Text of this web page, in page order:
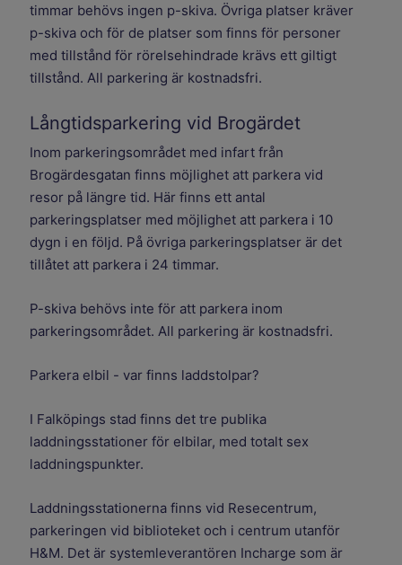
timmar behövs ingen p-skiva. Övriga platser kräver
p-skiva och för de platser som finns för personer
med tillstånd för rörelsehindrade krävs ett giltigt
tillstånd. All parkering är kostnadsfri.
Långtidsparkering vid Brogärdet
Inom parkeringsområdet med infart från
Brogärdesgatan finns möjlighet att parkera vid
resor på längre tid. Här finns ett antal
parkeringsplatser med möjlighet att parkera i 10
dygn i en följd. På övriga parkeringsplatser är det
tillåtet att parkera i 24 timmar.
P-skiva behövs inte för att parkera inom
parkeringsområdet. All parkering är kostnadsfri.
Parkera elbil - var finns laddstolpar?
I Falköpings stad finns det tre publika
laddningsstationer för elbilar, med totalt sex
laddningspunkter.
Laddningsstationerna finns vid Resecentrum,
parkeringen vid biblioteket och i centrum utanför
H&M. Det är systemleverantören Incharge som är